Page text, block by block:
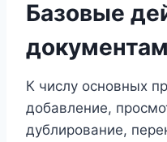
Базовые
К числу основных
добавление,
дублирование,